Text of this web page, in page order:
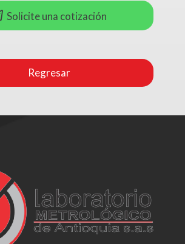
Solicite una cotización
Regresar